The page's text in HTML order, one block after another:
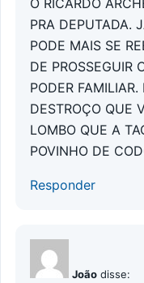
PRA DEPUTADA.
PODE MAIS SE
DE PROSSEGUIR
PODER
DESTROÇO QUE
LOMBO QUE A
POVINHO DE
Responder
João disse: